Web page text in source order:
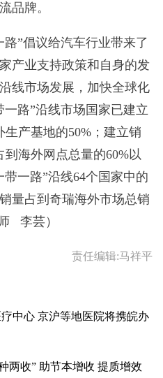
品牌。
”倡议给汽车行业带来了
产业支持政策和自身的发
线市场发展，加快全球化
路”沿线市场国家已建立
产基地的50%；建立销
海外网点总量的60%以
一路”沿线64个国家中的
量占到奇瑞海外市场总销
李芸）
责任编辑:马祥平
中心 京沪等地医院将携皖办
两收” 助节本增收 提质增效